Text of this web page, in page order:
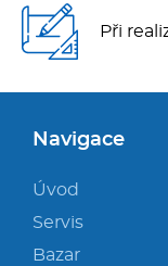
Při
Navigace
Úvod
Servis
Bazar